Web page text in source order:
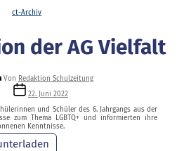
Kategorien
ct-Archiv
der AG Vielfalt
Von Redaktion Schulzeitung
Veröffentlichungsdatum
22. Juni 2022
und Schüler des 6. Jahrgangs aus der
zum Thema LGBTQ+ und informierten ihre
Kenntnisse.